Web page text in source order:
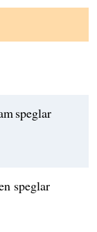
speglar
speglar